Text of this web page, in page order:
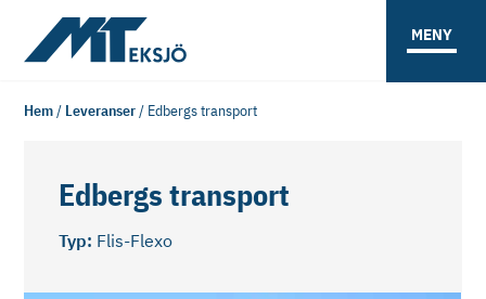
MENY
Hem/ Leveranser/ Edbergs transport
Edbergs transport
Typ: Flis-Flexo